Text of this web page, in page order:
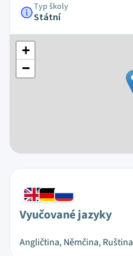
Typ školy
Státní
+
−
Vyučované jazyky
Angličtina, Němčina, Ruština